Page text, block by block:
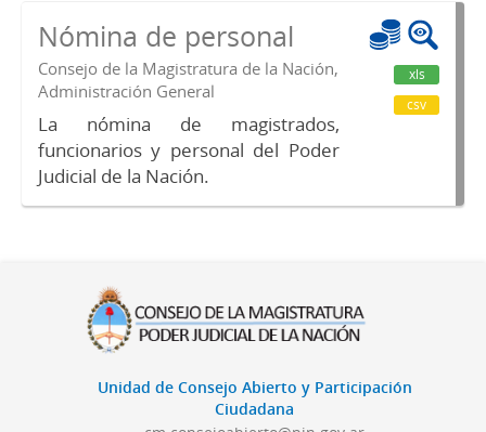
Nómina de personal
Consejo de la Magistratura de la Nación,
Administración General
La nómina de magistrados,
funcionarios y personal del Poder
Judicial de la Nación.
xls
csv
Unidad de Consejo Abierto y Participación
Ciudadana